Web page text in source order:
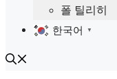
폴 틸리히
한국어 ▼